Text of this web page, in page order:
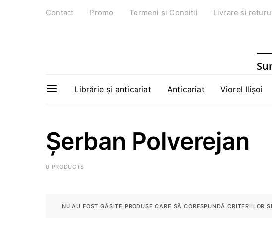
Contact Promo Termeni si Conditii Livrare si
Librărie și anticariat Anticariat Viorel Ilișoi
Șerban Polverejan
0 PRODUCTS
NU AU FOST GĂSITE PRODUSE CARE SĂ CORESPUNDĂ CRITERIILOR